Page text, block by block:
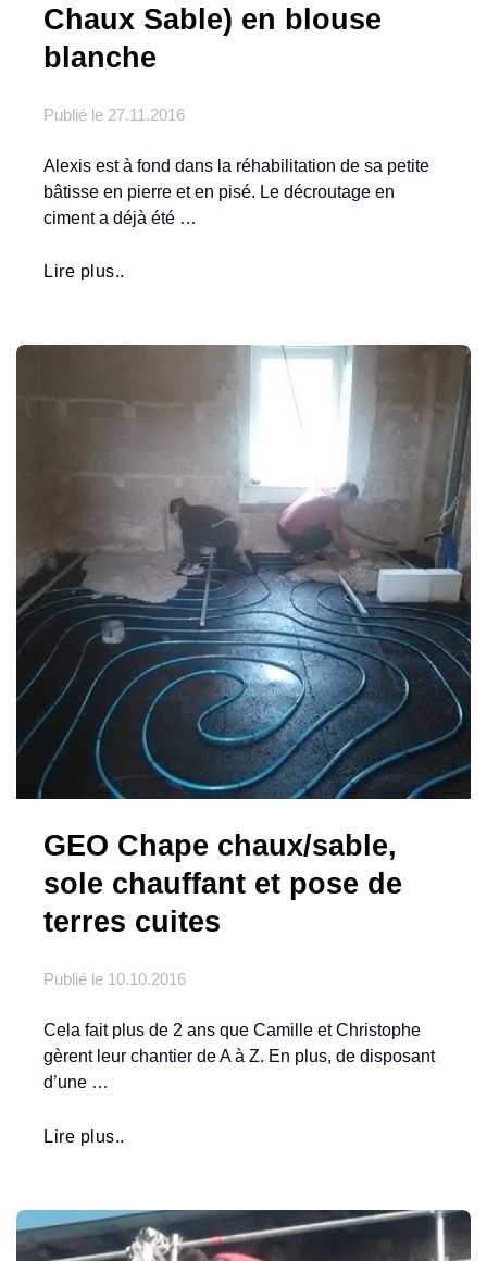
Chaux Sable) en blouse
blanche
Publié le 27.11.2016
Alexis est à fond dans la réhabilitation de sa petite
bâtisse en pierre et en pisé. Le décroutage en
ciment a déjà été …
Lire plus..
GEO Chape chaux/sable,
sole chauffant et pose de
terres cuites
Publié le 10.10.2016
Cela fait plus de 2 ans que Camille et Christophe
gèrent leur chantier de A à Z. En plus, de disposant
d’une …
Lire plus..